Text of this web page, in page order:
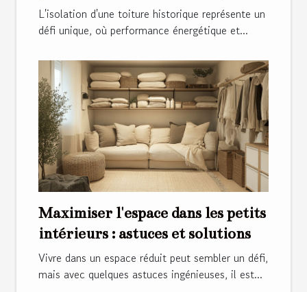
L'isolation d'une toiture historique représente un
défi unique, où performance énergétique et...
Maximiser l'espace dans les petits
intérieurs : astuces et solutions
Vivre dans un espace réduit peut sembler un défi,
mais avec quelques astuces ingénieuses, il est...